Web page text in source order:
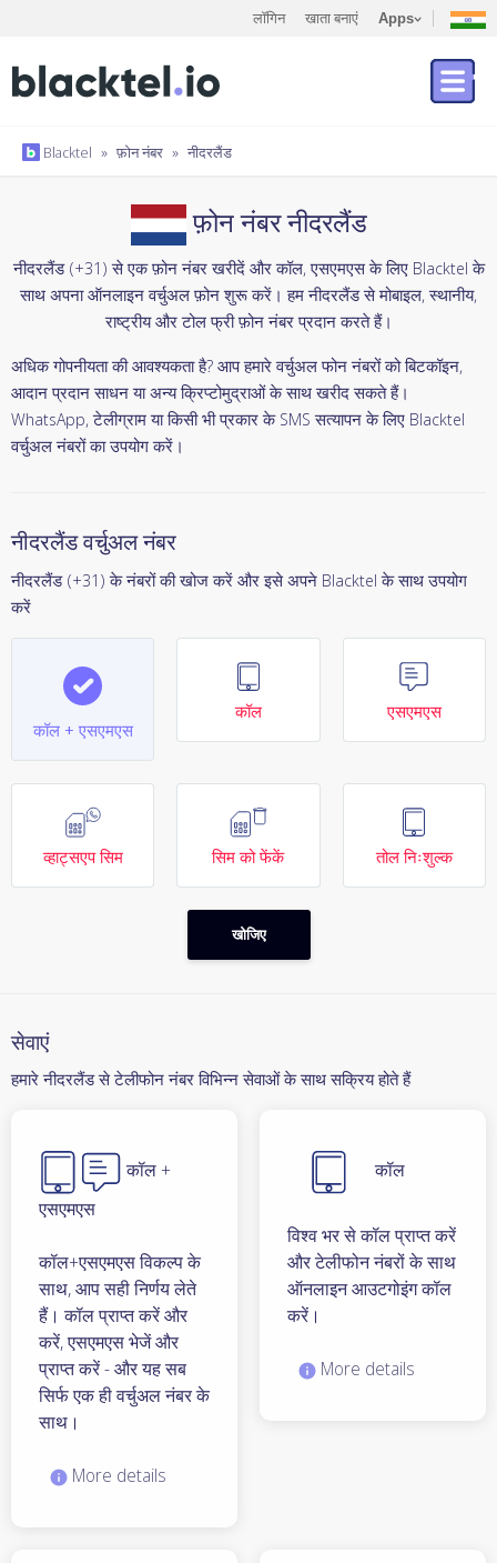
लॉगिन खाता बनाएं Apps
Blacktel » फ़ोन नंबर » नीदरलैंड
फ़ोन नंबर नीदरलैंड
नीदरलैंड (+31) से एक फ़ोन नंबर खरीदें और कॉल, एसएमएस के लिए Blacktel के
साथ अपना ऑनलाइन वर्चुअल फ़ोन शुरू करें। हम नीदरलैंड से मोबाइल, स्थानीय,
राष्ट्रीय और टोल फ्री फ़ोन नंबर प्रदान करते हैं।
अधिक गोपनीयता की आवश्यकता है? आप हमारे वर्चुअल फोन नंबरों को बिटकॉइन,
आदान प्रदान साधन या अन्य क्रिप्टोमुद्राओं के साथ खरीद सकते हैं।
WhatsApp, टेलीग्राम या किसी भी प्रकार के SMS सत्यापन के लिए Blacktel
वर्चुअल नंबरों का उपयोग करें।
नीदरलैंड वर्चुअल नंबर
नीदरलैंड (+31) के नंबरों की खोज करें और इसे अपने Blacktel के साथ उपयोग
करें
कॉल + एसएमएस
कॉल एसएमएस
व्हाट्सएप सिम सिम को फेंकें तोल निःशुल्क
खोजिए
सेवाएं
हमारे नीदरलैंड से टेलीफोन नंबर विभिन्न सेवाओं के साथ सक्रिय होते हैं
कॉल +
एसएमएस
कॉल+एसएमएस विकल्प के
साथ, आप सही निर्णय लेते
हैं। कॉल प्राप्त करें और
करें, एसएमएस भेजें और
प्राप्त करें - और यह सब
सिर्फ एक ही वर्चुअल नंबर के
साथ।
More details
कॉल
विश्व भर से कॉल प्राप्त करें
और टेलीफोन नंबरों के साथ
ऑनलाइन आउटगोइंग कॉल
करें।
More details